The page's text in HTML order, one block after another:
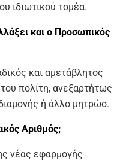
ιδιωτικού τομέα.
και ο Προσωπικός
και αμετάβλητος
πολίτη, ανεξαρτήτως
ή άλλο μητρώο.
Αριθμός;
νέας εφαρμογής